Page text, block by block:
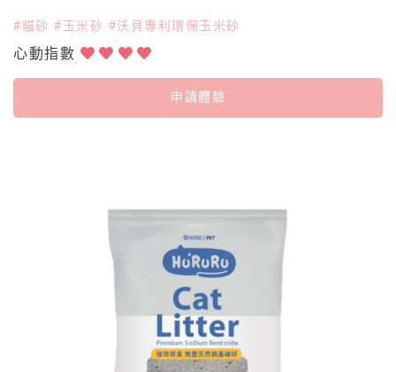
#貓砂 #玉米砂 #沃貝專利環保玉米砂
心動指數
申請體驗